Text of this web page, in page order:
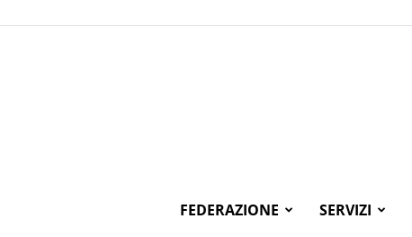
FEDERAZIONE SERVIZI